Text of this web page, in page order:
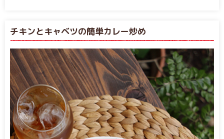
チキンとキャベツの簡単カレー炒め